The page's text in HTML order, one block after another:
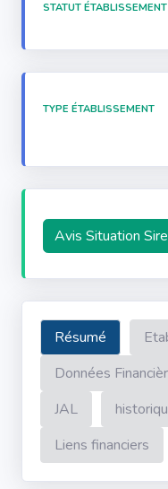
STATUT ÉTABLISSEMENT
TYPE ÉTABLISSEMENT
Avis Situation
Résumé
Données
JAL
Liens financiers